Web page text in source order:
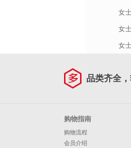
女
女
女
品类齐全
购物指南
购物流程
会员介绍